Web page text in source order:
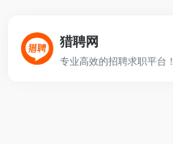
猎聘网
专业高效的招聘求职平台！